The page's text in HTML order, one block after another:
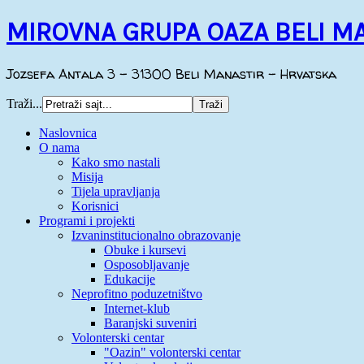
MIROVNA GRUPA OAZA BELI
Jozsefa Antala 3 - 31300 Beli Manastir - Hrvatska
Traži...
Naslovnica
O nama
Kako smo nastali
Misija
Tijela upravljanja
Korisnici
Programi i projekti
Izvaninstitucionalno obrazovanje
Obuke i kursevi
Osposobljavanje
Edukacije
Neprofitno poduzetništvo
Internet-klub
Baranjski suveniri
Volonterski centar
"Oazin" volonterski centar